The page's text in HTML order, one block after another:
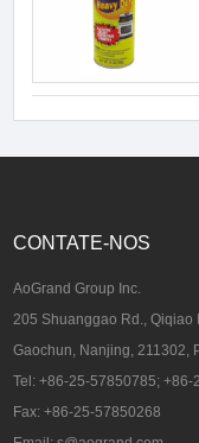
CONTATE-NOS
AoGrand Group Inc.
205 Shuanggao Rd., Qiqiao
Gaochun, Nanjing, 211302,
Tel: +86-25-57850785; +86-
Fax: +86-25-57850268